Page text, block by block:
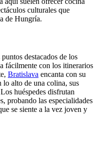
culturales que
de Hungría.
destacados de los
fácilmente con los itinerarios
Bratislava encanta con su
lo alto de una colina, sus
huéspedes disfrutan
probando las especialidades
se siente a la vez joven y